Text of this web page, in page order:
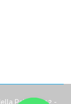
Pallotta, 12 -